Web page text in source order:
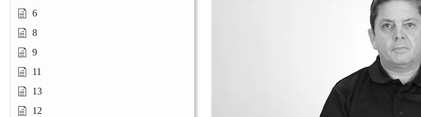
6
8
9
11
13
12